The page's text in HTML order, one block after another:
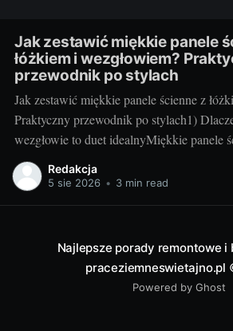
Jak zestawić miękkie panele
łóżkiem i wezgłowiem?
przewodnik po stylach
Jak zestawić miękkie panele ścienne z
Praktyczny przewodnik po stylach1)
wezgłowie to duet idealnyMiękkie panele
robią dwie rzeczy naraz: budują przytulny
praktycznie. Tłumią hałas, ocieplają ścianę
Redakcja
5 sie 2026 • 3 min read
Najlepsze porady remontowe i
praceziemneswietajno.pl
Powered by Ghost